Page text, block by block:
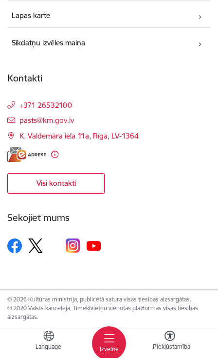
Izvēlne
Language Piekļūstamība
Lapas karte
Sīkdatņu izvēles maiņa
Kontakti
+371 26532100
E-pasts:
pasts@km.gov.lv
K. Valdemāra iela 11a, Rīga, LV-1364
Visi kontakti
Sekojiet mums
© 2026 Kultūras ministrija, publicētā satura visas tiesības aizsargātas.
© 2020 Valsts kanceleja, Tīmekļvietņu vienotās platformas visas tiesības
aizsargātas.